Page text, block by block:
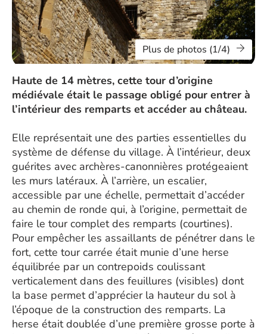
Plus de photos (1/4)
Haute de 14 mètres, cette tour d’origine
médiévale était le passage obligé pour entrer à
l’intérieur des remparts et accéder au château.
Elle représentait une des parties essentielles du
système de défense du village. À l’intérieur, deux
guérites avec archères-canonnières protégeaient
les murs latéraux. À l’arrière, un escalier,
accessible par une échelle, permettait d’accéder
au chemin de ronde qui, à l’origine, permettait de
faire le tour complet des remparts (courtines).
Pour empêcher les assaillants de pénétrer dans le
fort, cette tour carrée était munie d’une herse
équilibrée par un contrepoids coulissant
verticalement dans des feuillures (visibles) dont
la base permet d’apprécier la hauteur du sol à
l’époque de la construction des remparts. La
herse était doublée d’une première grosse porte à